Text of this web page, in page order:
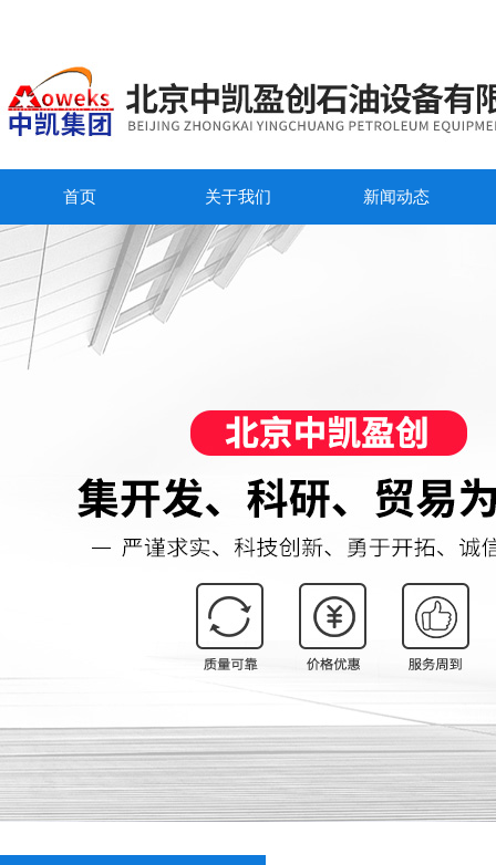
首页 关于我们 新闻动态